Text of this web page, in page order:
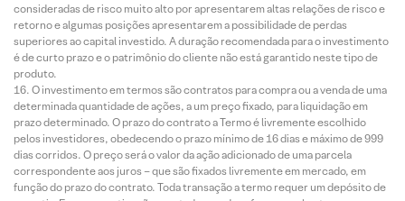
consideradas de risco muito alto por apresentarem altas relações de risco e
retorno e algumas posições apresentarem a possibilidade de perdas
superiores ao capital investido. A duração recomendada para o investimento
é de curto prazo e o patrimônio do cliente não está garantido neste tipo de
produto.
O investimento em termos são contratos para compra ou a venda de uma
determinada quantidade de ações, a um preço fixado, para liquidação em
prazo determinado. O prazo do contrato a Termo é livremente escolhido
pelos investidores, obedecendo o prazo mínimo de 16 dias e máximo de 999
dias corridos. O preço será o valor da ação adicionado de uma parcela
correspondente aos juros – que são fixados livremente em mercado, em
função do prazo do contrato. Toda transação a termo requer um depósito de